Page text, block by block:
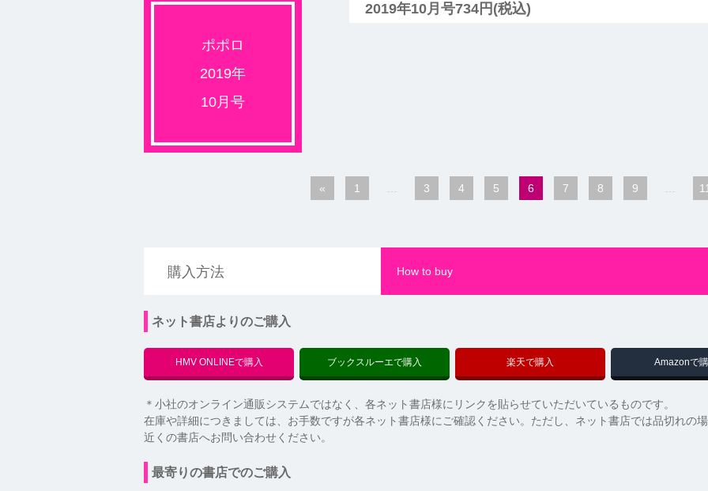
ポポロ
2019年
10月号
2019年10月号734円(税込)
« 1 … 3 4 5 6 7 8 9 …
購入方法 How to buy
ネット書店よりのご購入
HMV ONLINEで購入 ブックスルーエで購入 楽天で購入 Amazonで
＊小社のオンライン通販システムではなく、各ネット書店様にリンクを貼らせていただいているものです。
在庫や詳細につきましては、お手数ですが各ネット書店様にご確認ください。ただし、ネット書店では品切れの
近くの書店へお問い合わせください。
最寄りの書店でのご購入